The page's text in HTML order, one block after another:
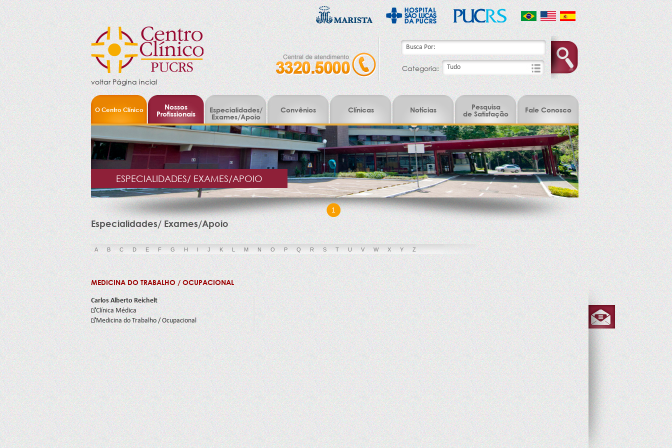
voltar Página incial
Categoria:
O Centro Clínico
Nossos
Profissionais
Especialidades/
Exames/Apoio
Convênios Clínicas Notícias
Pesquisa
de Satisfação
Fale Conosco
ESPECIALIDADES/ EXAMES/APOIO
1
Especialidades/ Exames/Apoio
A B C D E F G H I J K L M N O P Q R S T U V W X Y Z
MEDICINA DO TRABALHO / OCUPACIONAL
Carlos Alberto Reichelt
Clínica Médica
Medicina do Trabalho / Ocupacional